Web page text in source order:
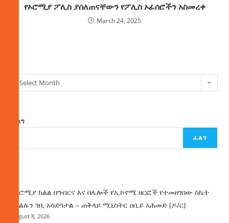
የኦሮሚያ ፖሊስ ያሰለጠናቸውን የፖሊስ ኦፊሰሮችን አስመረቀ
March 24, 2025
Select Month
ፈልግ
ፈልግ
በኦሮሚያ ክልል በግብርና እና በሌሎች የኢኮኖሚ ዘርፎች የተመዘገበው ስኬት
የክልሉን ገቢ አሳድጎታል – ጠቅላይ ሚኒስትር ዐቢይ አሕመድ (ዶ/ር)
August 8, 2026